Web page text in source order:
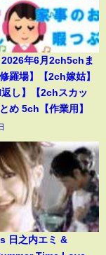
2026年6月2ch5chま
羅場】【2ch嫁姑】
返し】【2chスカッ
め 5ch【作業用】
日之内エミ &